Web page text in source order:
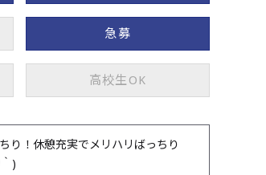
急募
高校生OK
り！休憩充実でメリハリばっちり
)